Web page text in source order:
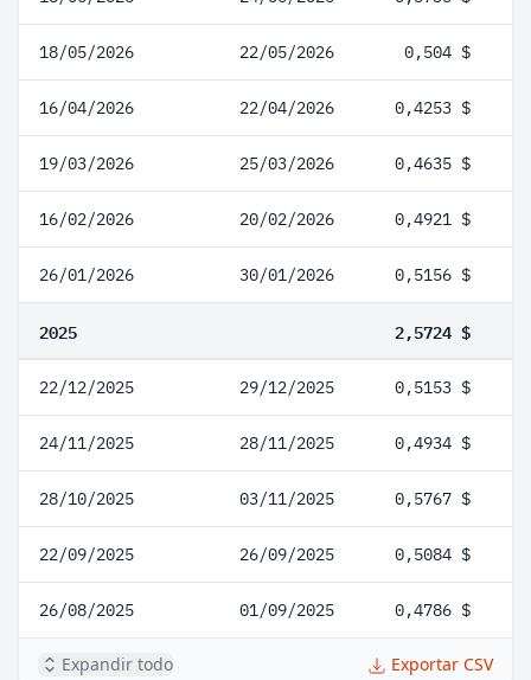
18/05/2026 22/05/2026 0,504 $
16/04/2026 22/04/2026 0,4253 $
19/03/2026 25/03/2026 0,4635 $
16/02/2026 20/02/2026 0,4921 $
26/01/2026 30/01/2026 0,5156 $
2025 2,5724 $
22/12/2025 29/12/2025 0,5153 $
24/11/2025 28/11/2025 0,4934 $
28/10/2025 03/11/2025 0,5767 $
22/09/2025 26/09/2025 0,5084 $
26/08/2025 01/09/2025 0,4786 $
Expandir todo Exportar CSV